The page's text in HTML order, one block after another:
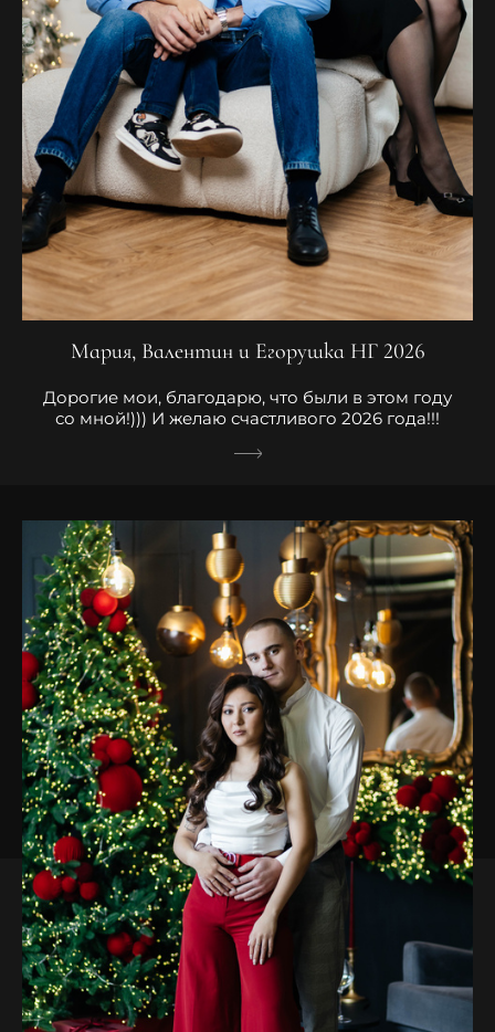
Мария, Валентин и Егорушка НГ 2026
Дорогие мои, благодарю, что были в этом году
со мной!))) И желаю счастливого 2026 года!!!